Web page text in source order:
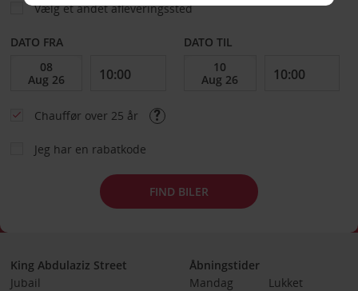
Vælg et andet afleveringssted
DATO FRA DATO TIL
Chauffør over 25 år
Jeg har en rabatkode
FIND BILER
King Abdulaziz Street
Jubail
Åbningstider
Mandag
Lukket